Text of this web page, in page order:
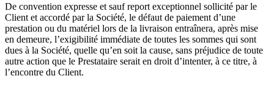
De convention expresse et sauf report exceptionnel sollicité par le
Client et accordé par la Société, le défaut de paiement d’une
prestation ou du matériel lors de la livraison entraînera, après mise
en demeure, l’exigibilité immédiate de toutes les sommes qui sont
dues à la Société, quelle qu’en soit la cause, sans préjudice de toute
autre action que le Prestataire serait en droit d’intenter, à ce titre, à
l’encontre du Client.